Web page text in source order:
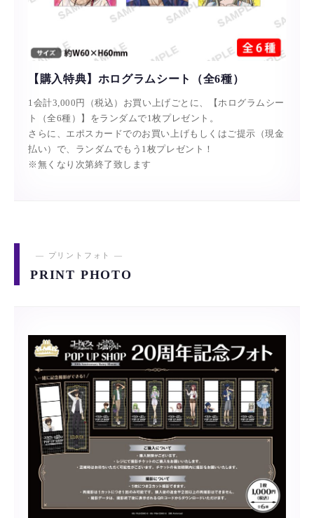
【購入特典】ホログラムシート（全6種）
1会計3,000円（税込）お買い上げごとに、【ホログラムシー
ト（全6種）】をランダムで1枚プレゼント。
さらに、エポスカードでのお買い上げもしくはご提示（現金
払い）で、ランダムでもう1枚プレゼント！
※無くなり次第終了致します
― プリントフォト ―
PRINT PHOTO